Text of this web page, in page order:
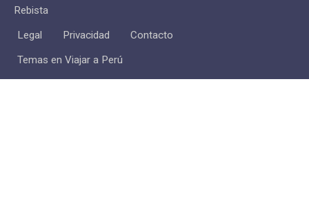
Rebista
Legal
Privacidad
Contacto
Temas en Viajar a Perú